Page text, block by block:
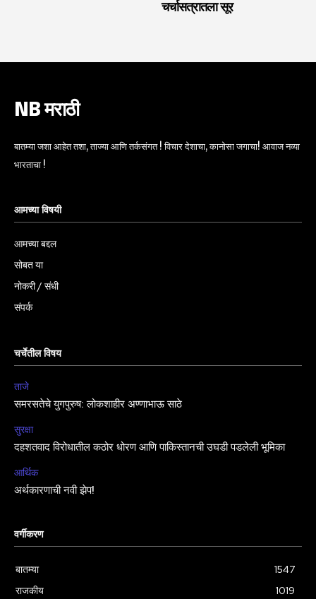
चर्चासत्रातला सूर
NB मराठी
बातम्या जशा आहेत तशा, ताज्या आणि तर्कसंगत ! विचार देशाचा, कानोसा जगाचा! आवाज नव्या
भारताचा !
आमच्या विषयी
आमच्या बद्दल
सोबत या
नोकरी / संधी
संपर्क
चर्चेतील विषय
ताजे
समरसतेचे युगपुरुष: लोकशाहीर अण्णाभाऊ साठे
सुरक्षा
दहशतवाद विरोधातील कठोर धोरण आणि पाकिस्तानची उघडी पडलेली भूमिका
आर्थिक
अर्थकारणाची नवी झेप!
वर्गीकरण
बातम्या
1547
राजकीय
1019